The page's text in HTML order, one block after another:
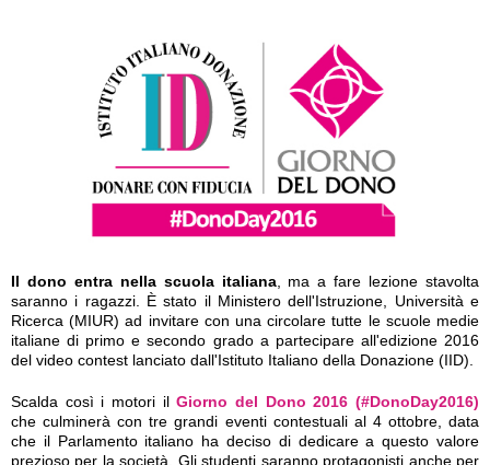
Il dono entra nella scuola italiana, ma a fare lezione stavolta
saranno i ragazzi. È stato il Ministero dell'Istruzione, Università e
Ricerca (MIUR) ad invitare con una circolare tutte le scuole medie
italiane di primo e secondo grado a partecipare all'edizione 2016
del video contest lanciato dall'Istituto Italiano della Donazione (IID).
Scalda così i motori ilGiorno del Dono 2016 (#DonoDay2016)
che culminerà con tre grandi eventi contestuali al 4 ottobre, data
che il Parlamento italiano ha deciso di dedicare a questo valore
prezioso per la società. Gli studenti saranno protagonisti anche per